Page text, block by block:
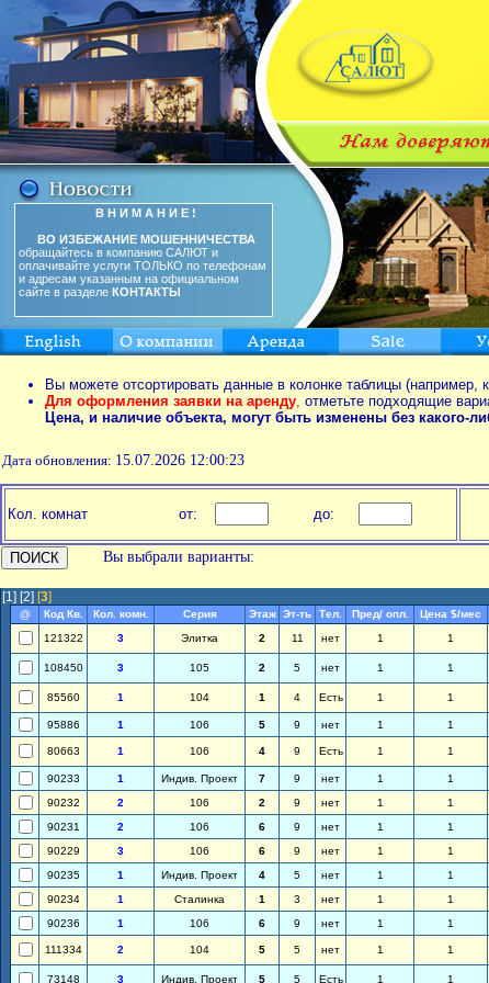
В Н И М А Н И Е !
ВО ИЗБЕЖАНИЕ МОШЕННИЧЕСТВА
обращайтесь в компанию САЛЮТ и
оплачивайте услуги ТОЛЬКО по телефонам
и адресам указанным на официальном
сайте в разделе КОНТАКТЫ
Вы можете отсортировать данные в колонке таблицы
Для оформления заявки на аренду, отметьте подходящие
Цена, и наличие объекта, могут быть изменены без какого-
Дата обновления: 15.07.2026 12:00:23
Кол. комнат от: до:
Вы выбрали варианты:
[1] [2] [3]
@ Код Кв. Кол. комн. Серия Этаж Эт-ть Тел. Пред/ опл. Цена $/мес
121322
3 Элитка 2 11 нет 1 1
108450 3 105 2 5 нет 1 1
85560 1 104 1 4 Есть 1 1
95886 1 106 5 9 нет 1 1
80663 1 106 4 9 Есть 1 1
90233 1 Индив. Проект 7 9 нет 1 1
90232
2 106 2 9 нет 1 1
90231
2 106 6 9 нет 1 1
90229
3 106 6 9 нет 1 1
90235
1 Индив. Проект 4 5 нет 1 1
90234
1 Сталинка 1 3 нет 1 1
90236
1 106 6 9 нет 1 1
111334 2 104 5 5 нет 1 1
73148 3 Индив. Проект 5 5 Есть 1 1